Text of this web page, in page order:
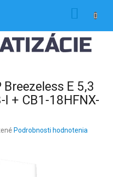
E 5,3
I + CB1-18HFNX-
Podrobnosti hodnotenia